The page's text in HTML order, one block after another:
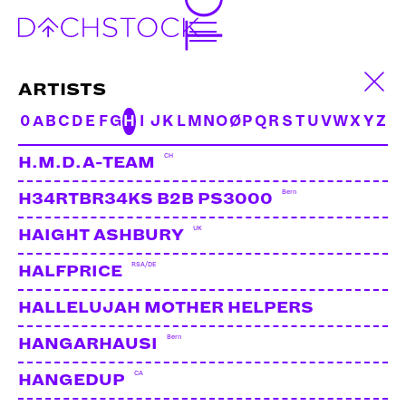
BOSSK UK
LINKS:
ARTISTS
0A B C D E FGH J K L M N OØ P Q R S T UVWX YZ
H.M.D.A-TEAM CH
H34RTBR34KS B2B PS3000 Bern
HAIGHT ASHBURY UK
HALFPRICE RSA/DE
HALLELUJAH MOTHER HELPERS
HANGARHAUSI Bern
HANGEDUP CA